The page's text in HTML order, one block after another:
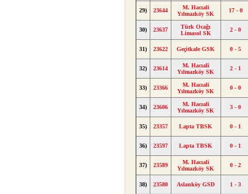
29) 23644
M. Hacıali
Yılmazköy SK
17 - 0
30) 23637
Türk Ocağı
Limasol SK
2 - 0
31) 23622 Geçitkale GSK 0 - 5
32) 23614
M. Hacıali
Yılmazköy SK
2 - 1
33) 23366
M. Hacıali
Yılmazköy SK
0 - 0
34) 23606
M. Hacıali
Yılmazköy SK
3 - 0
35) 23357 Lapta TBSK 0 - 1
36) 23597 Lapta TBSK 0 - 1
37) 23589
M. Hacıali
Yılmazköy SK
0 - 2
38) 23580 Aslanköy GSD 1 - 3